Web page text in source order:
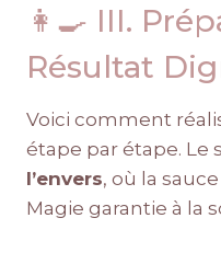
👩‍🍳 III.
Résultat
Voici comment
étape par étape. Le
l’envers, où la
Magie garantie à la